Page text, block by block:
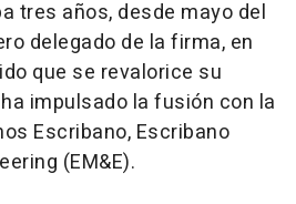
tres años, desde mayo del
delegado de la firma, en
que se revalorice su
impulsado la fusión con la
Escribano, Escribano
(EM&E).